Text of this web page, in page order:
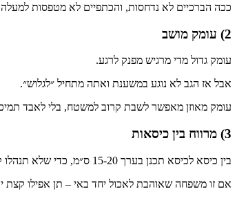
ככה הברכיים לא נדחסות, והכתפיים לא מטפסות למעלה
2) עומק מושב
עומק גדול מדי מרגיש מפנק לרגע.
אבל אז הגב לא נוגע במשענת ואתה מתחיל ״לגלוש״.
עומק מאוזן מאפשר לשבת קרוב למשטח, בלי לאבד
3) מרווח בין כיסאות
בין כיסא לכיסא תכנן בערך 15-20 ס״מ, כדי שלא תנהלו קרבות מרפקים על המקום.
אם זו משפחה שאוהבת לאכול יחד באי – תן אפילו קצת